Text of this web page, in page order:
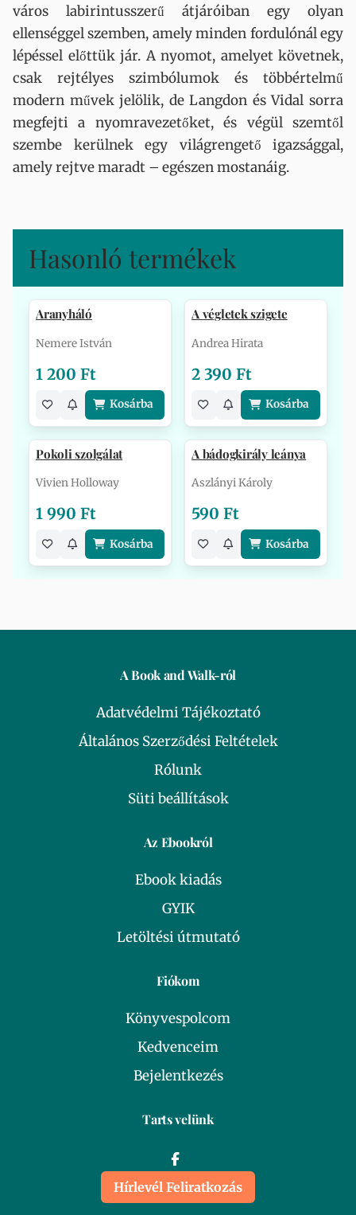
város labirintusszerű átjáróiban egy olyan
ellenséggel szemben, amely minden fordulónál egy
lépéssel előttük jár. A nyomot, amelyet követnek,
csak rejtélyes szimbólumok és többértelmű
modern művek jelölik, de Langdon és Vidal sorra
megfejti a nyomravezetőket, és végül szemtől
szembe kerülnek egy világrengető igazsággal,
amely rejtve maradt – egészen mostanáig.
Hasonló termékek
Aranyháló
Nemere István
1 200 Ft
Kosárba
A végletek szigete
Andrea Hirata
2 390 Ft
Kosárba
Pokoli szolgálat
Vivien Holloway
1 990 Ft
Kosárba
A bádogkirály leánya
Aszlányi Károly
590 Ft
Kosárba
A Book and Walk-ról
Adatvédelmi Tájékoztató
Általános Szerződési Feltételek
Rólunk
Süti beállítások
Az Ebookról
Ebook kiadás
GYIK
Letöltési útmutató
Fiókom
Könyvespolcom
Kedvenceim
Bejelentkezés
Tarts velünk
Hírlevél Feliratkozás